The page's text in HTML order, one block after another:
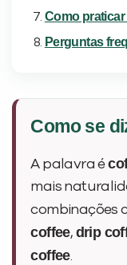
Como
Perguntas
Como se
A palavra é
mais
combinações
coffee, drip
coffee.